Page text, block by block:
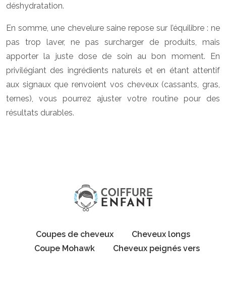
déshydratation.
En somme, une chevelure saine repose sur l’équilibre : ne
pas trop laver, ne pas surcharger de produits, mais
apporter la juste dose de soin au bon moment. En
privilégiant des ingrédients naturels et en étant attentif
aux signaux que renvoient vos cheveux (cassants, gras,
ternes), vous pourrez ajuster votre routine pour des
résultats durables.
Coupes de cheveux
Cheveux longs
Coupe Mohawk
Cheveux peignés vers